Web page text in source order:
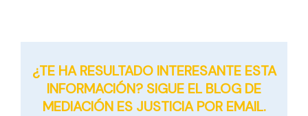
¿TE HA RESULTADO INTERESANTE ESTA
INFORMACIÓN? SIGUE EL BLOG DE
MEDIACIÓN ES JUSTICIA POR EMAIL.